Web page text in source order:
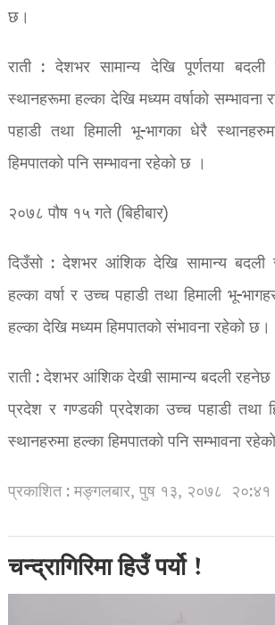
छ।
राती : देशभर सामान्य देखि पूर्णतया
स्थानहरूमा हल्का देखि मध्यम वर्षाको
पहाडी तथा हिमाली भू-भागका धेरै
हिमपातको पनि सम्भावना रहेको छ ।
२०७८ पौष १५ गते (बिहीबार)
दिउँसो : देशभर आंशिक देखि सामान्य बदली
हल्का वर्षा र उच्च पहाडी तथा हिमाली भू-
हल्का देखि मध्यम हिमपातको संभावना रहेको छ।
राती : देशभर आंशिक देखी सामान्य बदली
प्रदेश र गण्डकी प्रदेशका उच्च पहाडी तथा
स्थानहरुमा हल्का हिमपातको पनि सम्भावना
प्रकाशित : मङ्गलबार, पुष १३, २०७८ २०:४१
चन्द्रागिरिमा हिउँ पर्यो !